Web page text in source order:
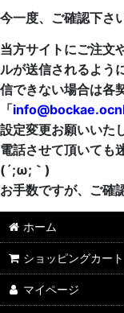
今一度、ご確認下さい
当方サイトにご注文
ルが送信されるよう
信できない場合は各
「
設定変更お願いいた
電話させて頂いても
(´;ω;｀)
お手数ですが、ご確
ホーム
ショッピングカー
マイページ